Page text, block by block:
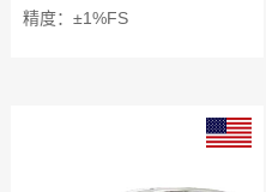
精度：±1%FS